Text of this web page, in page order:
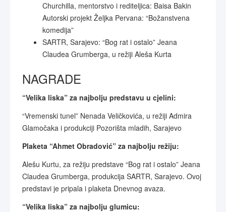
Churchilla, mentorstvo i rediteljica: Baisa Bakin
Autorski projekt Željka Pervana: “Božanstvena
komedija”
SARTR, Sarajevo: “Bog rat i ostalo” Jeana
Claudea Grumberga, u režiji Aleša Kurta
NAGRADE
“Velika liska” za najbolju predstavu u cjelini:
“Vremenski tunel” Nenada Veličkovića, u režiji Admira
Glamočaka i produkciji Pozorišta mladih, Sarajevo
Plaketa “Ahmet Obradović” za najbolju režiju:
Alešu Kurtu, za režiju predstave “Bog rat i ostalo” Jeana
Claudea Grumberga, produkcija SARTR, Sarajevo. Ovoj
predstavi je pripala i plaketa Dnevnog avaza.
“Velika liska” za najbolju glumicu: